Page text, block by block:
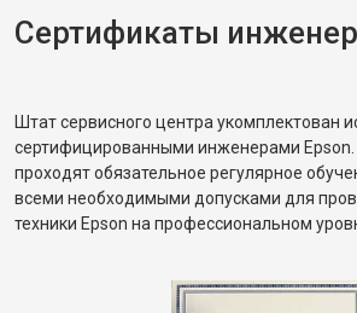
Сертификаты
Штат сервисного центра укомплектован
сертифицированными инженерами
проходят обязательное регулярное
всеми необходимыми допусками для
техники Epson на профессиональном